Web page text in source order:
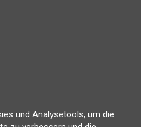
und Analysetools, um die